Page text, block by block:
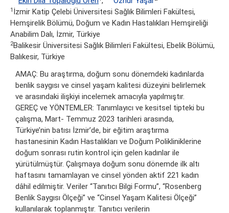
1 İzmir Katip Çelebi Üniversitesi Sağlık Bilimleri Fakültesi,
Hemşirelik Bölümü, Doğum ve Kadın Hastalıkları Hemşireliği
Anabilim Dalı, İzmir, Türkiye
2Balikesir Üniversitesi Sağlık Bilimleri Fakültesi, Ebelik Bölümü,
Balıkesir, Türkiye
AMAÇ: Bu araştırma, doğum sonu dönemdeki kadınlarda
benlik saygısı ve cinsel yaşam kalitesi düzeyini belirlemek
ve arasındaki ilişkiyi incelemek amacıyla yapılmıştır.
GEREÇ ve YÖNTEMLER: Tanımlayıcı ve kesitsel tipteki bu
çalışma, Mart- Temmuz 2023 tarihleri arasında,
Türkiye’nin batısı İzmir’de, bir eğitim araştırma
hastanesinin Kadın Hastalıkları ve Doğum Polikliniklerine
doğum sonrası rutin kontrol için gelen kadınlar ile
yürütülmüştür. Çalışmaya doğum sonu dönemde ilk altı
haftasını tamamlayan ve cinsel yönden aktif 221 kadın
dâhil edilmiştir. Veriler “Tanıtıcı Bilgi Formu”, “Rosenberg
Benlik Saygısı Ölçeği” ve “Cinsel Yaşam Kalitesi Ölçeği”
kullanılarak toplanmıştır. Tanıtıcı verilerin